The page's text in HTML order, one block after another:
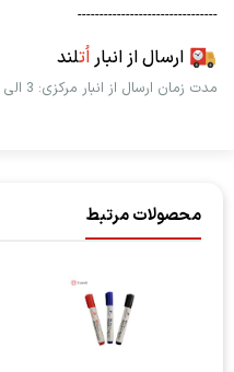
--------------------------------
ارسال از انباراُتلند
مدت زمان ارسال از انبار مرکزی: 3 الی 5 روز کاری
محصولات مرتبط